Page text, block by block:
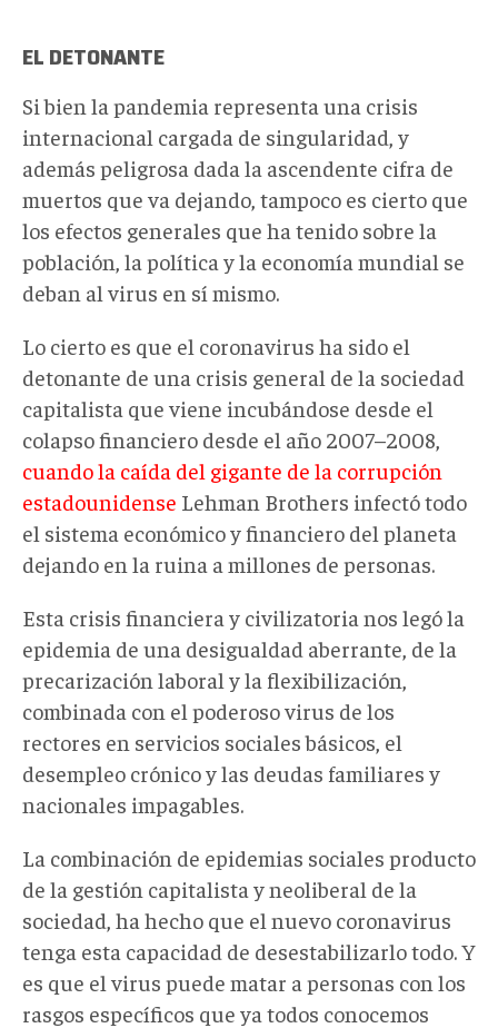
EL DETONANTE
Si bien la pandemia representa una crisis
internacional cargada de singularidad, y
además peligrosa dada la ascendente cifra de
muertos que va dejando, tampoco es cierto que
los efectos generales que ha tenido sobre la
población, la política y la economía mundial se
deban al virus en sí mismo.
Lo cierto es que el coronavirus ha sido el
detonante de una crisis general de la sociedad
capitalista que viene incubándose desde el
colapso financiero desde el año 2007–2008,
cuando la caída del gigante de la corrupción
estadounidense Lehman Brothers infectó todo
el sistema económico y financiero del planeta
dejando en la ruina a millones de personas.
Esta crisis financiera y civilizatoria nos legó la
epidemia de una desigualdad aberrante, de la
precarización laboral y la flexibilización,
combinada con el poderoso virus de los
rectores en servicios sociales básicos, el
desempleo crónico y las deudas familiares y
nacionales impagables.
La combinación de epidemias sociales producto
de la gestión capitalista y neoliberal de la
sociedad, ha hecho que el nuevo coronavirus
tenga esta capacidad de desestabilizarlo todo. Y
es que el virus puede matar a personas con los
rasgos específicos que ya todos conocemos